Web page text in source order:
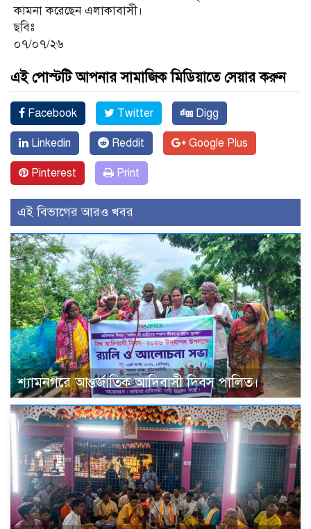
কামনা করেছেন এলাকাবাসী।
ছবিঃ
০৭/০৭/২৬
এই পোস্টটি আপনার সামাজিক মিডিয়াতে সেয়ার করুন
Facebook Twitter Digg
Linkedin Reddit Google Plus
Pinterest Print
এই বিভাগের আরও খবর
শ্যামনগরে আন্তর্জাতিক আদিবাসী দিবস পালিত।